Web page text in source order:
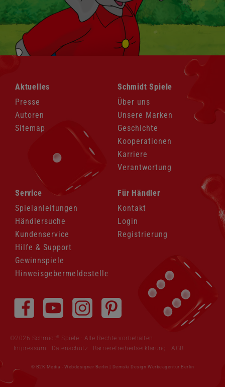
Navigation
überspringen
Aktuelles
Presse
Autoren
Sitemap
Navigation
überspringen
Schmidt Spiele
Über uns
Unsere Marken
Geschichte
Kooperationen
Karriere
Verantwortung
Navigation
überspringen
Service
Spielanleitungen
Händlersuche
Kundenservice
Hilfe & Support
Gewinnspiele
Hinweisgebermeldestelle
Navigation
überspringen
Für Händler
Kontakt
Login
Registrierung
überspringen
©2026 Schmidt ®
Spiele · Alle Rechte vorbehalten
Impressum · Datenschutz · Barrierefreiheitserklärung ·AGB
© B2K Media -Webdesigner Berlin Demski Design Werbeagentur Berlin